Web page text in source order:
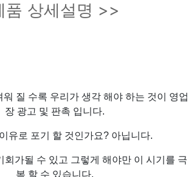
품 상세설명 >>
질 수록 우리가 생각 해야 하는 것이 영업
장 광고 및 판촉 입니다.
유로 포기 할 것인가요? 아닙니다.
회가될 수 있고 그렇게 해야만 이 시기를 극
복 할 수 있습니다.